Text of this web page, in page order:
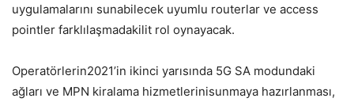
uygulamalarını sunabilecek uyumlu routerlar ve access
pointler farklılaşmadakilit rol oynayacak.
Operatörlerin2021’in ikinci yarısında 5G SA modundaki
ağları ve MPN kiralama hizmetlerinisunmaya hazırlanması,